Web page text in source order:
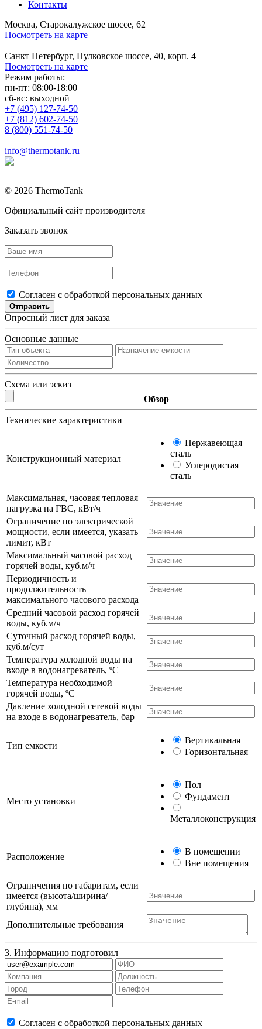
Контакты
Москва, Старокалужское шоссе, 62
Посмотреть на карте
Санкт Петербург, Пулковское шоссе, 40, корп. 4
Посмотреть на карте
Режим работы:
пн-пт: 08:00-18:00
сб-вс: выходной
+7 (495) 127-74-50
+7 (812) 602-74-50
8 (800) 551-74-50
info@thermotank.ru
© 2026 ThermoTank
Официальный сайт производителя
Заказать звонок
Согласен с обработкой персональных данных
Отправить
Опросный лист для заказа
Основные данные
Схема или эскиз
Обзор
Технические характеристики
Конструкционный материал
Нержавеющая
сталь
Углеродистая
сталь
Максимальная, часовая тепловая
нагрузка на ГВС, кВт/ч
Ограничение по электрической
мощности, если имеется, указать
лимит, кВт
Максимальный часовой расход
горячей воды, куб.м/ч
Периодичность и
продолжительность
максимального часового расхода
Средний часовой расход горячей
воды, куб.м/ч
Суточный расход горячей воды,
куб.м/сут
Температура холодной воды на
входе в водонагреватель, ºС
Температура необходимой
горячей воды, ºС
Давление холодной сетевой воды
на входе в водонагреватель, бар
Тип емкости
Вертикальная
Горизонтальная
Место установки
Пол
Фундамент
Металлоконструкция
Расположение
В помещении
Вне помещения
Ограничения по габаритам, если
имеется (высота/ширина/
глубина), мм
Дополнительные требования
3. Информацию подготовил
Согласен с обработкой персональных данных